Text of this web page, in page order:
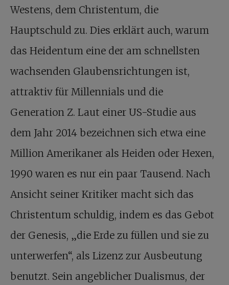
Westens, dem Christentum, die
Hauptschuld zu. Dies erklärt auch, warum
das Heidentum eine der am schnellsten
wachsenden Glaubensrichtungen ist,
attraktiv für Millennials und die
Generation Z. Laut einer US-Studie aus
dem Jahr 2014 bezeichnen sich etwa eine
Million Amerikaner als Heiden oder Hexen,
1990 waren es nur ein paar Tausend. Nach
Ansicht seiner Kritiker macht sich das
Christentum schuldig, indem es das Gebot
der Genesis, „die Erde zu füllen und sie zu
unterwerfen“, als Lizenz zur Ausbeutung
benutzt. Sein angeblicher Dualismus, der